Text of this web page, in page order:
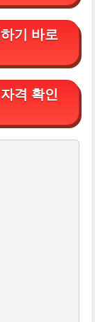
기 바로
격 확인